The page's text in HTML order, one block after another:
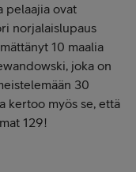
pelaajia ovat
norjalaislupaus
10 maalia
joka on
30
kertoo myös se, että
129!